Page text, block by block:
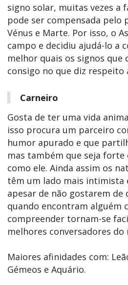
signo solar, muitas vezes a
pode ser compensada pelo
Vénus e Marte. Por isso, o
campo e decidiu ajudá-lo a
melhor quais os signos
consigo no que diz respeito
Carneiro
Gosta de ter uma vida
isso procura um parceiro
humor apurado e que
mas também que seja
como ele. Ainda assim os
têm um lado mais intimista
apesar de não gostarem de
quando encontram alguém
compreender tornam-se
melhores conversadores do
Maiores afinidades com:
Gémeos e Aquário.